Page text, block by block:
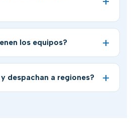
los equipos?
despachan a regiones?